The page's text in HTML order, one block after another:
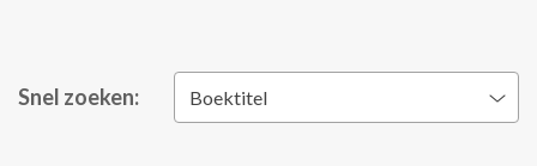
Snel zoeken: Boektitel